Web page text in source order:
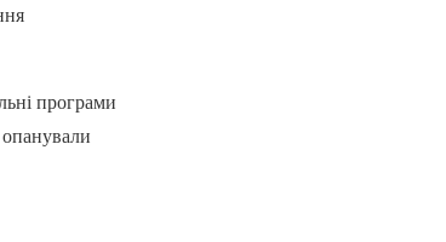
програми